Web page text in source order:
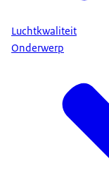
Luchtkwaliteit
Onderwerp